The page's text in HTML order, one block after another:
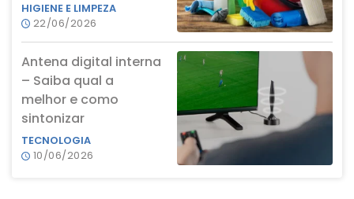
HIGIENE E LIMPEZA
22/06/2026
Antena digital interna
– Saiba qual a
melhor e como
sintonizar
TECNOLOGIA
10/06/2026